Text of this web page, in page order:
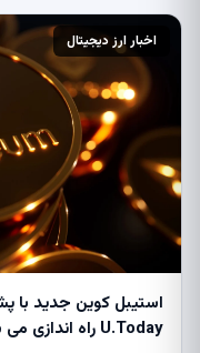
اخبار ارز دیجیتال
استیبل کوین جدید با
U.Today راه اندازی می شود